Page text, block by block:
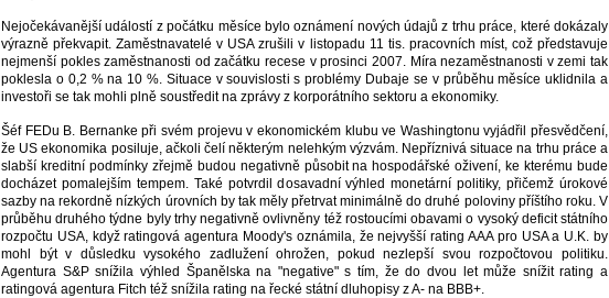
Nejočekávanější událostí z počátku měsíce bylo oznámení nových údajů z trhu práce, které dokázaly
výrazně překvapit. Zaměstnavatelé v USA zrušili v listopadu 11 tis. pracovních míst, což představuje
nejmenší pokles zaměstnanosti od začátku recese v prosinci 2007. Míra nezaměstnanosti v zemi tak
poklesla o 0,2 % na 10 %. Situace v souvislosti s problémy Dubaje se v průběhu měsíce uklidnila a
investoři se tak mohli plně soustředit na zprávy z korporátního sektoru a ekonomiky.
Šéf FEDu B. Bernanke při svém projevu v ekonomickém klubu ve Washingtonu vyjádřil přesvědčení,
že US ekonomika posiluje, ačkoli čelí některým nelehkým výzvám. Nepříznivá situace na trhu práce a
slabší kreditní podmínky zřejmě budou negativně působit na hospodářské oživení, ke kterému bude
docházet pomalejším tempem. Také potvrdil dosavadní výhled monetární politiky, přičemž úrokové
sazby na rekordně nízkých úrovních by tak měly přetrvat minimálně do druhé poloviny příštího roku. V
průběhu druhého týdne byly trhy negativně ovlivněny též rostoucími obavami o vysoký deficit státního
rozpočtu USA, když ratingová agentura Moody's oznámila, že nejvyšší rating AAA pro USA a U.K. by
mohl být v důsledku vysokého zadlužení ohrožen, pokud nezlepší svou rozpočtovou politiku.
Agentura S&P snížila výhled Španělska na "negative" s tím, že do dvou let může snížit rating a
ratingová agentura Fitch též snížila rating na řecké státní dluhopisy z A- na BBB+.